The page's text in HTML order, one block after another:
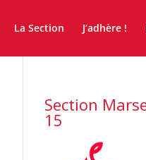
La Section J’adhère !
Section
15